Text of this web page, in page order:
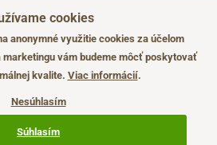
a môžu byť zmenené bez
cookies
anonymné využitie cookies za účelom
vám budeme môcť poskytovať
kvalite. Viac informácií.
Nesúhlasím
Súhlasím